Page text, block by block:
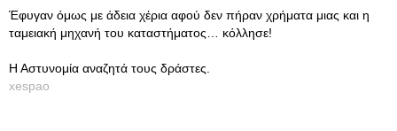
Έφυγαν όμως με άδεια χέρια αφού δεν πήραν χρήματα μιας και η
ταμειακή μηχανή του καταστήματος… κόλλησε!
Η Αστυνομία αναζητά τους δράστες.
xespao